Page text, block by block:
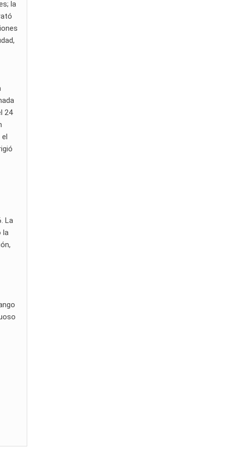
la
24
La
la